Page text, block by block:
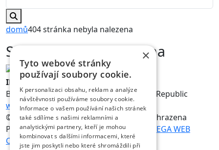
domů404 stránka nebyla nalezena
Stránka nebyla nalezena
IMPEX TB s.r.o.
Bořivojova 878/35, 130 00 Praha 3 Czech Republic
www.impextb.cz
© 2026 IMPEX TB s.r.o.- všechna práva vyhrazena
Programový kód a datová struktura:
OMEGA WEB
Czech
×
Tyto webové stránky
používají soubory cookie.
K personalizaci obsahu, reklam a analýze
návštěvnosti používáme soubory cookie.
Informace o vašem používání našich stránek
také sdílíme s našimi reklamními a
analytickými partnery, kteří je mohou
kombinovat s dalšími informacemi, které
jste jim poskytli nebo které shromáždili při